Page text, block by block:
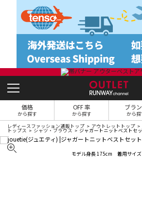
価格
から探す
OFF 率
から探す
ブラ
から探
レディースファッション通販トップ アウトレットトップ
トップス シャツ・ブラウス ジャガートニットベストセ
モデル身長 175cm 着用サイズ